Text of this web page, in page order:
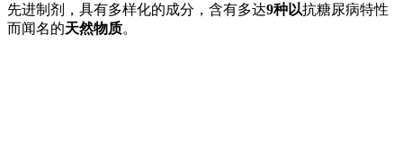
先进制剂，具有多样化的成分，含有多达9种以抗糖尿病特性
而闻名的天然物质。